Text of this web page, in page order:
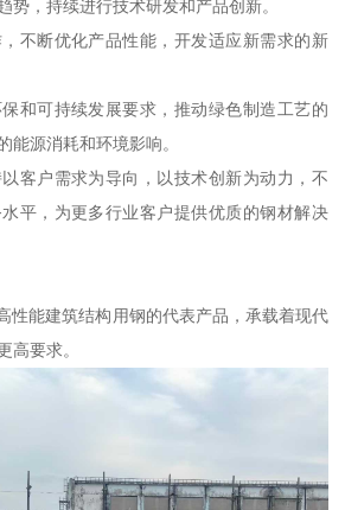
势，持续进行技术研发和产品创新。
不断优化产品性能，开发适应新需求的新
和可持续发展要求，推动绿色制造工艺的
能源消耗和环境影响。
客户需求为导向，以技术创新为动力，不
平，为更多行业客户提供优质的钢材解决
性能建筑结构用钢的代表产品，承载着现代
高要求。